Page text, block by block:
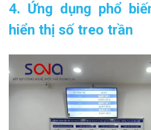
4. Ứng dụng phổ
hiển thị số treo trần